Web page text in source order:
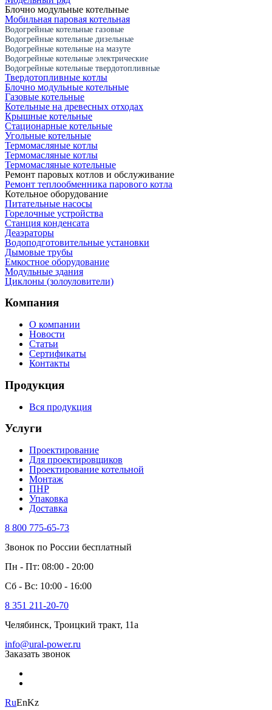
Блочно модульные котельные
Мобильная паровая котельная
Водогрейные котельные газовые
Водогрейные котельные дизельные
Водогрейные котельные на мазуте
Водогрейные котельные электрические
Водогрейные котельные твердотопливные
Твердотопливные котлы
Блочно модульные котельные
Газовые котельные
Котельные на древесных отходах
Крышные котельные
Стационарные котельные
Угольные котельные
Термомасляные котлы
Термомасляные котлы
Термомасляные котельные
Ремонт паровых котлов и обслуживание
Ремонт теплообменника парового котла
Котельное оборудование
Питательные насосы
Горелочные устройства
Станция конденсата
Деаэраторы
Водоподготовительные установки
Дымовые трубы
Емкостное оборудование
Mодульные здания
Циклоны (золоуловители)
Компания
О компании
Новости
Статьи
Сертификаты
Контакты
Продукция
Вся продукция
Услуги
Проектирование
Для проектировщиков
Проектирование котельной
Монтаж
ПНР
Упаковка
Доставка
8 800 775-65-73
Звонок по России бесплатный
Пн - Пт: 08:00 - 20:00
Сб - Вс: 10:00 - 16:00
8 351 211-20-70
Челябинск, Троицкий тракт, 11а
info@ural-power.ru
Заказать звонок
RuEnKz